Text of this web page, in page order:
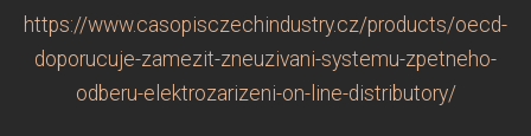
https://www.casopisczechindustry.cz/products/oecd-
doporucuje-zamezit-zneuzivani-systemu-zpetneho-
odberu-elektrozarizeni-on-line-distributory/